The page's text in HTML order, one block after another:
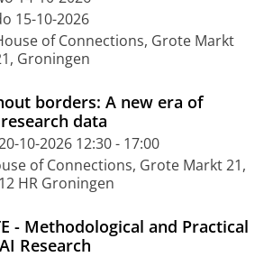
15-10-2026
of Connections, Grote Markt
Groningen
borders: A new era of
data
10-2026 12:30 - 17:00
of Connections, Grote Markt 21,
HR Groningen
- Methodological and Practical
Research